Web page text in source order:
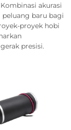
akurasi
baru bagi
proyek hobi
presisi.